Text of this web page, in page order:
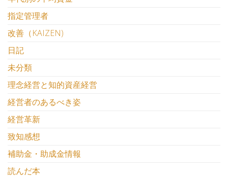
指定管理者
改善（KAIZEN)
日記
未分類
理念経営と知的資産経営
経営者のあるべき姿
経営革新
致知感想
補助金・助成金情報
読んだ本